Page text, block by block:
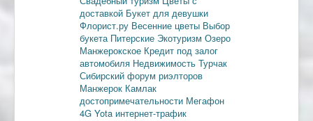
доставкой Букет для девушки
Флорист.ру Весенние цветы Выбор
букета Питерские Экотуризм Озеро
Манжерокское Кредит под залог
автомобиля Недвижимость Турчак
Сибирский форум риэлторов
Манжерок Камлак
достопримечательности Мегафон
4G Yota интернет-трафик